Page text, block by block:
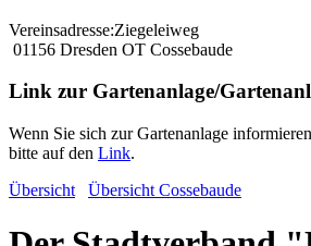
Vereinsadresse:Ziegeleiweg
01156 Dresden OT Cossebaude
Link zur Gartenanlage/
Wenn Sie sich zur Gartenanlage
bitte auf den Link.
Übersicht
Übersicht Cossebaude